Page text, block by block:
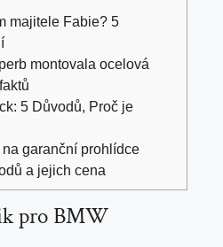
majitele Fabie? 5
montovala ocelová
5 Důvodů, Proč je
garanční prohlídce
a jejich cena
pro BMW